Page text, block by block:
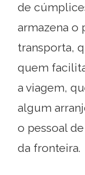
de
armazena o
transporta,
quem
a viagem,
algum
o pessoal
da fronteira.